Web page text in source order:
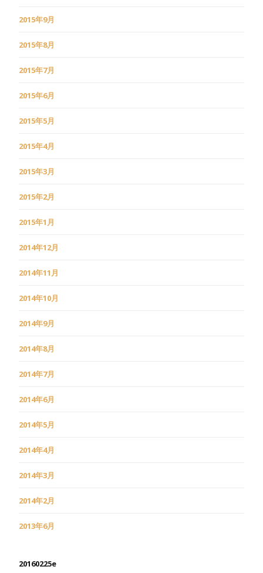
2015年9月
2015年8月
2015年7月
2015年6月
2015年5月
2015年4月
2015年3月
2015年2月
2015年1月
2014年12月
2014年11月
2014年10月
2014年9月
2014年8月
2014年7月
2014年6月
2014年5月
2014年4月
2014年3月
2014年2月
2013年6月
20160225e